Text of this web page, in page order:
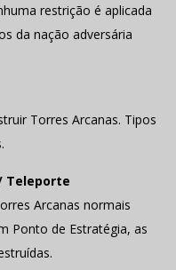
restrição é aplicada
da nação adversária
Torres Arcanas. Tipos
Teleporte
Arcanas normais
Ponto de Estratégia, as